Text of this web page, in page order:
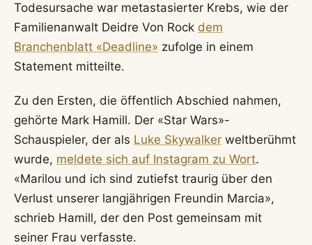
Todesursache war metastasierter Krebs, wie der
Familienanwalt Deidre Von Rock dem
Branchenblatt «Deadline» zufolge in einem
Statement mitteilte.
Zu den Ersten, die öffentlich Abschied nahmen,
gehörte Mark Hamill. Der «Star Wars»-
Schauspieler, der als Luke Skywalker weltberühmt
wurde, meldete sich auf Instagram zu Wort.
«Marilou und ich sind zutiefst traurig über den
Verlust unserer langjährigen Freundin Marcia»,
schrieb Hamill, der den Post gemeinsam mit
seiner Frau verfasste.